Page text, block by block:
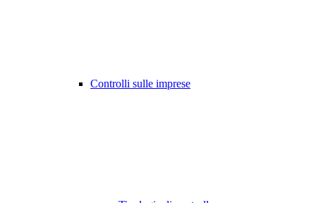
Controlli sulle imprese